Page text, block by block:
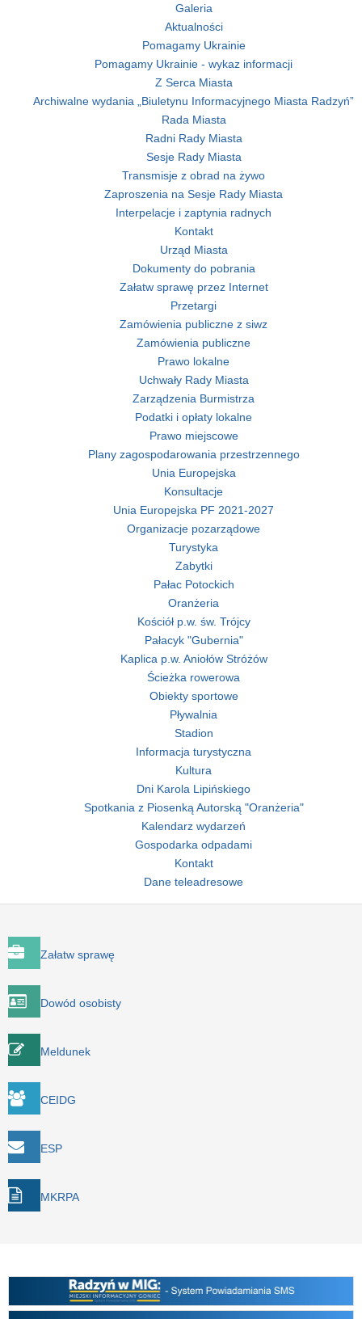
Galeria
Aktualności
Pomagamy Ukrainie
Pomagamy Ukrainie - wykaz informacji
Z Serca Miasta
Archiwalne wydania „Biuletynu Informacyjnego Miasta Radzyń”
Rada Miasta
Radni Rady Miasta
Sesje Rady Miasta
Transmisje z obrad na żywo
Zaproszenia na Sesje Rady Miasta
Interpelacje i zaptynia radnych
Kontakt
Urząd Miasta
Dokumenty do pobrania
Załatw sprawę przez Internet
Przetargi
Zamówienia publiczne z siwz
Zamówienia publiczne
Prawo lokalne
Uchwały Rady Miasta
Zarządzenia Burmistrza
Podatki i opłaty lokalne
Prawo miejscowe
Plany zagospodarowania przestrzennego
Unia Europejska
Konsultacje
Unia Europejska PF 2021-2027
Organizacje pozarządowe
Turystyka
Zabytki
Pałac Potockich
Oranżeria
Kościół p.w. św. Trójcy
Pałacyk "Gubernia"
Kaplica p.w. Aniołów Stróżów
Ścieżka rowerowa
Obiekty sportowe
Pływalnia
Stadion
Informacja turystyczna
Kultura
Dni Karola Lipińskiego
Spotkania z Piosenką Autorską "Oranżeria"
Kalendarz wydarzeń
Gospodarka odpadami
Kontakt
Dane teleadresowe
Załatw sprawę
Dowód osobisty
Meldunek
CEIDG
ESP
MKRPA